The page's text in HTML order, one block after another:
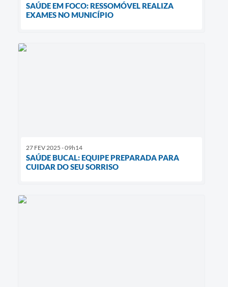
SAÚDE EM FOCO: RESSOMÓVEL REALIZA
EXAMES NO MUNICÍPIO
27 FEV 2025 - 09h14
SAÚDE BUCAL: EQUIPE PREPARADA PARA
CUIDAR DO SEU SORRISO